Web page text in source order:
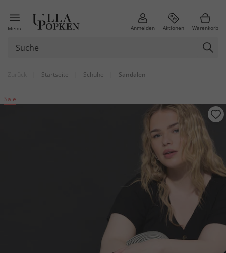
Menü Anmelden Aktionen Warenkorb
| Startseite | Schuhe | Sandalen
Sale